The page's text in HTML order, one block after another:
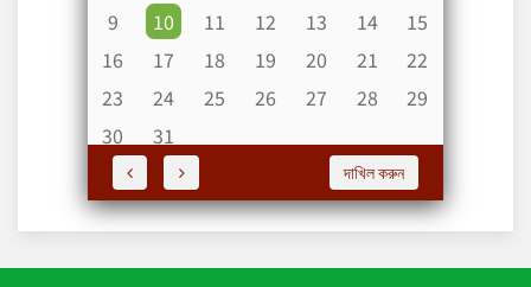
9
10 11 12 13 14
15
16
17 18 19 20 21
22
23
24 25 26 27 28
29
30
31
দাখিল করুন